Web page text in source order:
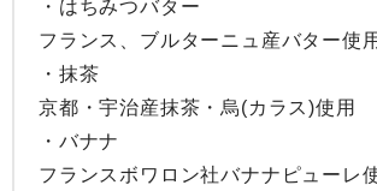
・はちみつバター
フランス、ブルターニュ産バター使用
・抹茶
京都・宇治産抹茶・烏(カラス)使用
・バナナ
フランスボワロン社バナナピューレ